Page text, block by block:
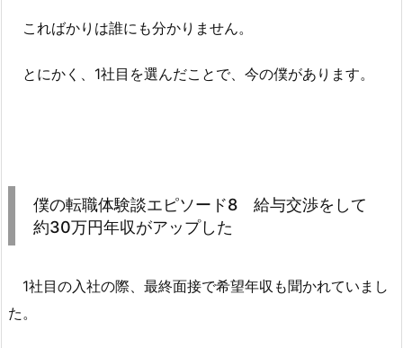
こればかりは誰にも分かりません。
とにかく、1社目を選んだことで、今の僕があります。
僕の転職体験談エピソード8 給与交渉をして
約30万円年収がアップした
1社目の入社の際、最終面接で希望年収も聞かれていまし
た。